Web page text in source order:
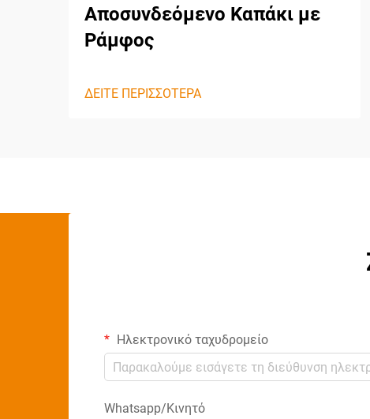
Αποσυνδεόμενο Καπάκι με
Ράμφος
ΔΕΙΤΕ ΠΕΡΙΣΣΟΤΕΡΑ
Ηλεκτρονικό ταχυδρομείο
Whatsapp/Κινητό